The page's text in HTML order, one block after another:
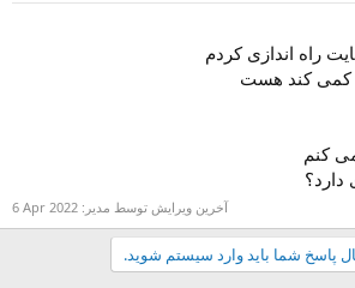
راه اندازی کردم
کمی کند هست
کنم
آخرین ویرایش توسط مدیر: 6 Apr 2022
پاسخ شما باید وارد سیستم شوید.